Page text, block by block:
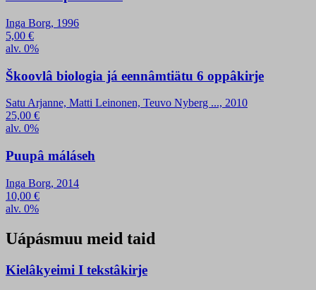
Inga Borg, 1996
5,00 €
alv. 0%
Škoovlâ biologia já eennâmtiätu 6 oppâkirje
Satu Arjanne, Matti Leinonen, Teuvo Nyberg ..., 2010
25,00 €
alv. 0%
Puupâ máláseh
Inga Borg, 2014
10,00 €
alv. 0%
Uápásmuu meid taid
Kielâkyeimi I tekstâkirje